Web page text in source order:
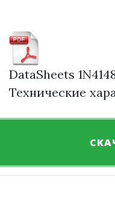
DataSheets
Технические